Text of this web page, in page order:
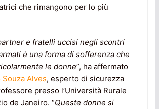
che rimangono per lo più
e fratelli uccisi negli scontri
è una forma di sofferenza che
le donne”, ha affermato
Alves, esperto di sicurezza
presso l’Università Rurale
de Janeiro. “Queste donne si